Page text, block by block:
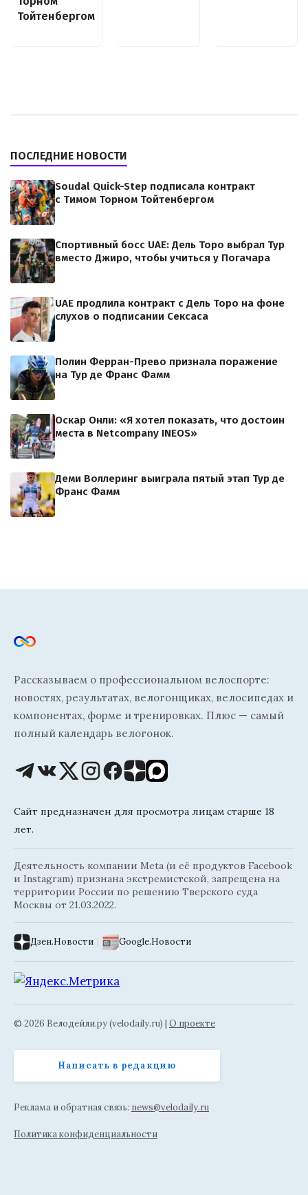
Тойтенбергом
ПОСЛЕДНИЕ НОВОСТИ
Soudal Quick-Step подписала контракт
с Тимом Торном Тойтенбергом
Спортивный босс UAE: Дель Торо выбрал Тур
вместо Джиро, чтобы учиться у Погачара
UAE продлила контракт с Дель Торо на фоне
слухов о подписании Сексаса
Полин Ферран-Прево признала поражение
на Тур де Франс Фамм
Оскар Онли: «Я хотел показать, что достоин
места в Netcompany INEOS»
Деми Воллеринг выиграла пятый этап Тур де
Франс Фамм
Рассказываем о профессиональном велоспорте:
новостях, результатах, велогонщиках, велосипедах и
компонентах, форме и тренировках. Плюс — самый
полный календарь велогонок.
Сайт предназначен для просмотра лицам старше 18
лет.
Деятельность компании Meta (и её продуктов Facebook
и Instagram) признана экстремистской, запрещена на
территории России по решению Тверского суда
Москвы от 21.03.2022.
Дзен.Новости | Google.Новости
© 2026 Велодейли.ру (velodaily.ru) | О проекте
Написать в редакцию
Реклама и обратная связь: news@velodaily.ru
Политика конфиденциальности